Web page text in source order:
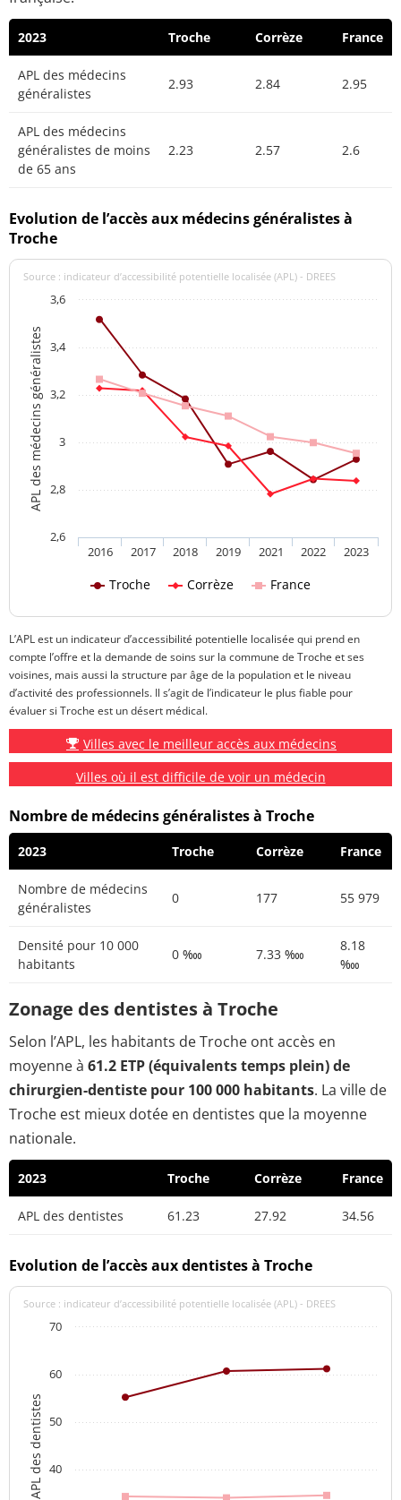
2023 Troche Corrèze France
APL des médecins
généralistes
2.93 2.84 2.95
APL des médecins
généralistes de moins
de 65 ans
2.23 2.57 2.6
Evolution de l’accès aux médecins généralistes à
Troche
APL des médecins généralistes
Source : indicateur d’accessibilité potentielle localisée (APL) - DREES
Troche Corrèze France
2016 2017 2018 2019 2021 2022 2023
2,6
2,8
3
3,2
3,4
3,6
L’APL est un indicateur d’accessibilité potentielle localisée qui prend en
compte l’offre et la demande de soins sur la commune de Troche et ses
voisines, mais aussi la structure par âge de la population et le niveau
d’activité des professionnels. Il s’agit de l’indicateur le plus fiable pour
évaluer si Troche est un désert médical.
Villes avec le meilleur accès aux médecins
Villes où il est difficile de voir un médecin
Nombre de médecins généralistes à Troche
2023 Troche Corrèze France
Nombre de médecins
généralistes
0 177 55 979
Densité pour 10 000
habitants
0 ‱ 7.33 ‱
8.18
‱
Zonage des dentistes à Troche
Selon l’APL, les habitants de Troche ont accès en
moyenne à 61.2 ETP (équivalents temps plein) de
chirurgien-dentiste pour 100 000 habitants. La ville de
Troche est mieux dotée en dentistes que la moyenne
nationale.
2023 Troche Corrèze France
APL des dentistes 61.23 27.92 34.56
Evolution de l’accès aux dentistes à Troche
APL des dentistes
Source : indicateur d’accessibilité potentielle localisée (APL) - DREES
40
50
60
70